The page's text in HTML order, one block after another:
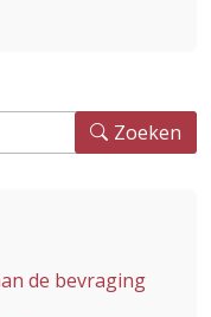
Zoeken
de bevraging